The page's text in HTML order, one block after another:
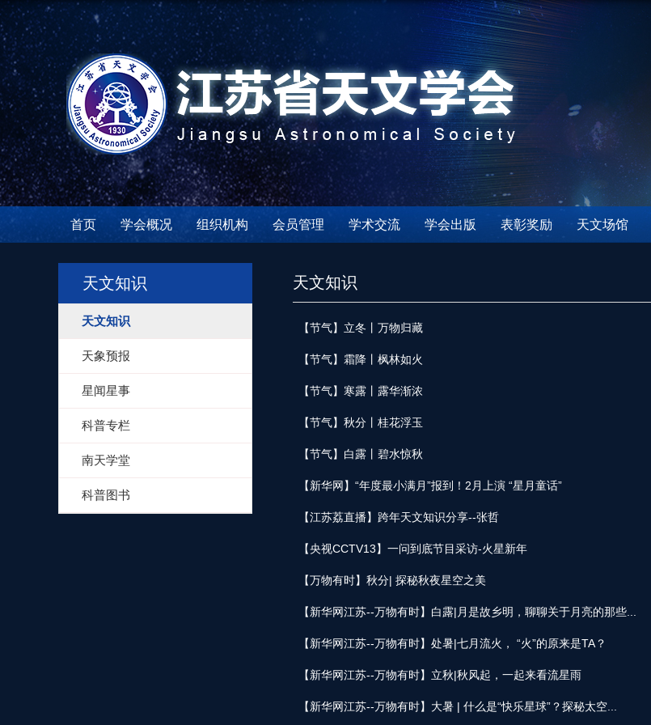
首页 学会概况 组织机构 会员管理 学术交流 学会出版 表彰奖励 天文场馆
天文知识
天文知识
天象预报
星闻星事
科普专栏
南天学堂
科普图书
天文知识
【节气】立冬丨万物归藏
【节气】霜降丨枫林如火
【节气】寒露丨露华渐浓
【节气】秋分丨桂花浮玉
【节气】白露丨碧水惊秋
【新华网】“年度最小满月”报到！2月上演 “星月童话”
【江苏荔直播】跨年天文知识分享--张哲
【央视CCTV13】一问到底节目采访-火星新年
【万物有时】秋分| 探秘秋夜星空之美
【新华网江苏--万物有时】白露|月是故乡明，聊聊关于月亮的那些...
【新华网江苏--万物有时】处暑|七月流火， “火”的原来是TA？
【新华网江苏--万物有时】立秋|秋风起，一起来看流星雨
【新华网江苏--万物有时】大暑 | 什么是“快乐星球”？探秘太空...